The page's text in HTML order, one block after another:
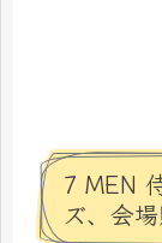
7 MEN
ズ、会